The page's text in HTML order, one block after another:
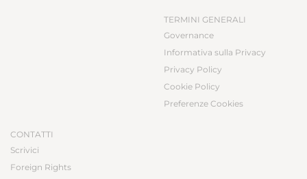
TERMINI GENERALI
Governance
Informativa sulla Privacy
Privacy Policy
Cookie Policy
Preferenze Cookies
CONTATTI
Scrivici
Foreign Rights